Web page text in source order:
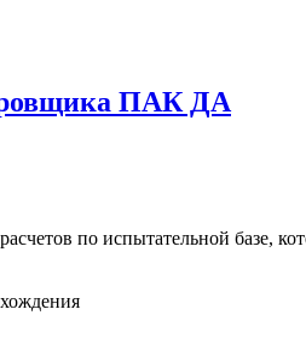
ПАК ДА
по испытательной базе,